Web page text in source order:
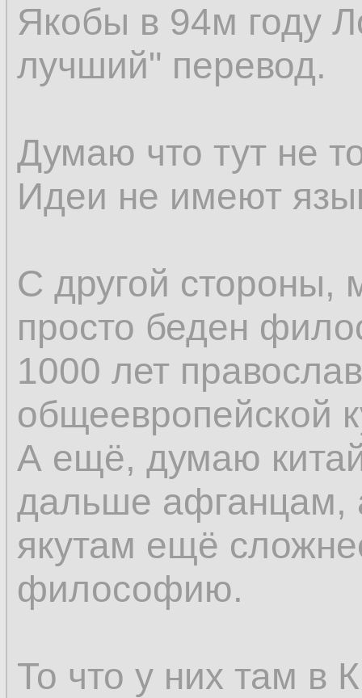
Якобы в 94м году
лучший" перевод.
Думаю что тут не
Идеи не имеют
С другой стороны,
просто беден
1000 лет
общеевропейской
А ещё, думаю
дальше афганцам,
якутам ещё
философию.
То что у них там в